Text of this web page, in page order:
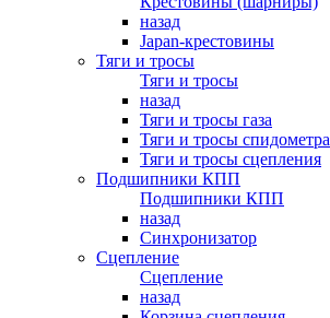
назад
Japan-крестовины
Тяги и тросы
Тяги и тросы
назад
Тяги и тросы газа
Тяги и тросы спидометра
Тяги и тросы сцепления
Подшипники КПП
Подшипники КПП
назад
Синхронизатор
Сцепление
Сцепление
назад